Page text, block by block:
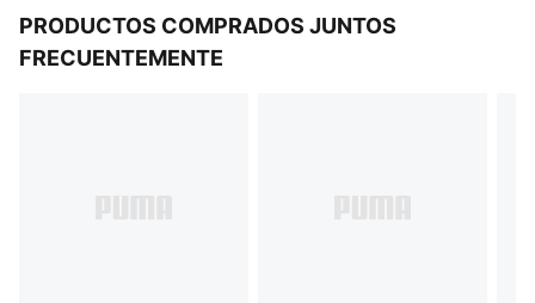
PRODUCTOS COMPRADOS JUNTOS
FRECUENTEMENTE